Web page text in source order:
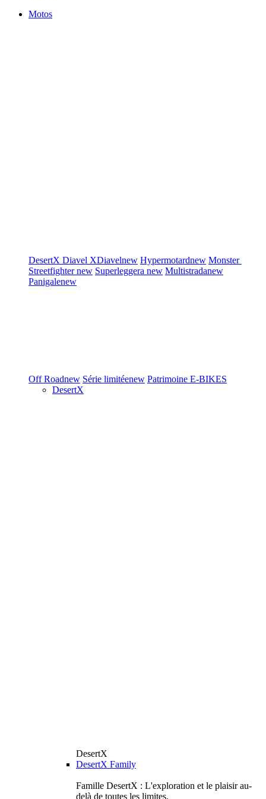
Motos
DesertX Diavel XDiavelnew Hypermotardnew Monster
Streetfighternew Superleggera new Multistradanew
Panigalenew
Off Roadnew Série limitéenew Patrimoine E-BIKES
DesertX
DesertX
DesertX Family
Famille DesertX : L'exploration et le plaisir au-
delà de toutes les limites.